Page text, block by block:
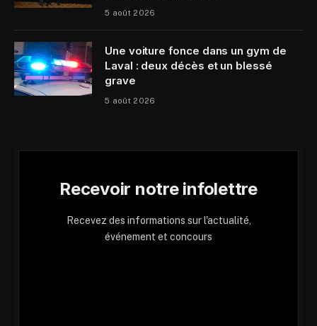
5 août 2026
Une voiture fonce dans un gym de
Laval : deux décès et un blessé
grave
5 août 2026
Recevoir notre infolettre
Recevez des informations sur l'actualité,
événement et concours